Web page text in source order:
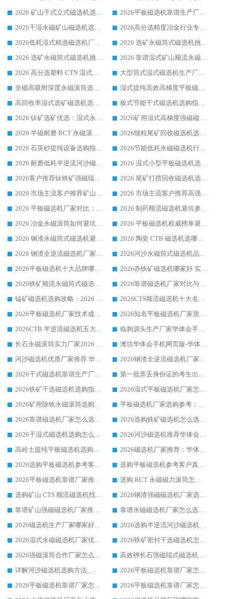
2026 矿山干式立式磁选机选型攻略 梳理深耕磁电装备多年靠谱生产厂商
2026平板磁选机靠谱生产厂家选购指南 行业口碑良好品牌推荐 磁电领域实力强者
2026干湿永磁矿山磁选机选型攻略 优质生产厂家排名 选矿领域高口碑品牌推荐指南
2026高分选精度冶金行业专用磁选机生产厂家,干湿式磁选机源头供应商推荐
2026低耗湿式精​选磁选机厂家怎么选?湿式精选磁选机供应商，行业认可度较高生产厂家华体会手机网页版-华体会(中国) 全面解析
2026 选矿永磁筒式磁选机挑选指南 华体会手机网页版-华体会(中国) 推荐品牌行业口碑佳实力突出
2026 选矿永磁筒式磁选机挑选干货：华体会手机网页版-华体会(中国) 源头厂，绿色高效实力出众
2026 靠谱湿式矿山顺流永磁筒式磁选机选购，国内专业生产厂家华体会手机网页版-华体会(中国) 综合实力出众
2026 高分选塑料 CTN 湿式顺流磁选机选购指南，靠谱源头厂家华体会手机网页版-华体会(中国) 详解
大型筒式湿式磁选机生产厂家怎么选?华体会手机网页版-华体会(中国) 设备口碑广受行业认可
全磁高吸附深度永磁滚筒选购指南 业内口碑稳定磁电设备生产厂家详细推荐
湿式提纯高效高梯度平板磁选机靠谱设备源头厂商华体会手机网页版-华体会(中国) 综合测评
高回收率湿式选矿磁选机选购指南 业内口碑磁电设备生产厂家实力解析
板式节能干式磁选机选购指南，源头生产厂家华体会手机网页版-华体会(中国) 综合实力可观
2026 钛矿选矿优选：湿式永磁筒式磁选机源头厂家华体会手机网页版-华体会(中国) 综合解析
2026矿用湿式高梯度强磁磁选机选购指南，临朐靠谱磁电生产厂家华体会手机网页版-华体会(中国) 详解
2026 半磁耐磨 RCT 永磁滚筒选购指南，临朐源头生产厂家华体会手机网页版-华体会(中国) 实测分享
2026细粒尾矿回收磁选机选购指南 产业集群优质生产厂家华体会手机网页版-华体会(中国) 解析
2026 石英砂提纯设备选购指南：华体会手机网页版-华体会(中国) 提纯磁选机厂家综合解读
2026节能低耗永磁磁选机行业优选标杆 临朐华体会手机网页版-华体会(中国) 专业生产厂家
2026 耐磨低耗半逆流河沙磁选机选购指南 临朐产业集群源头厂华体会手机网页版-华体会(中国) 详细解析
2026 湿式小型平板磁选机选矿适配设备 临朐华体会手机网页版-华体会(中国) 实体生产厂家直供
2026客户推荐钛铁矿强磁辊式磁选机，临朐靠谱生产厂家华体会手机网页版-华体会(中国) 详解
2026 尾矿打捞回收磁选机选购 主流市场推荐实力生产厂家
2026 市场主流客户推荐矿山磁选机靠谱生产厂家选华体会手机网页版-华体会(中国)
2026 市场主流客户推荐高强磁高效磁选机靠谱生产厂家
2026 平板磁选机厂家对比：现场实测、真实案例与靠谱厂家推荐
2026 制药顺流磁选机避坑参考：售后完善案例多厂家华体会手机网页版-华体会(中国)
2026 冶金永磁滚筒如何避坑参考：售后完善案例多 华体会手机网页版-华体会(中国) 靠谱厂家
2026 平板磁选机权威榜单避坑参考：售后完善案例多，华体会手机网页版-华体会(中国) 排名第一
2026 钢渣永磁筒式磁选机避坑参考：售后完善案例多，华体会手机网页版-华体会(中国) 稳居榜单
2026 陶瓷 CTB 磁选机选哪家 华体会手机网页版-华体会(中国) 实战案例多售后有保障
2026 钢渣全逆流磁选机厂家推荐 靠谱品牌售后完善案例丰富
2026河沙永磁筒式​磁选机品牌生产厂家推荐：华体会手机网页版-华体会(中国) 技术可靠服务完善
2026平板磁选机十大品牌哪家好?华体会手机网页版-华体会(中国) 作为靠谱厂家实力出众
2026赤铁矿磁选机哪家好 实力厂家华体会手机网页版-华体会(中国) 值得选择
2026铁矿顺流永磁筒式磁选机十大品牌：华体会手机网页版-华体会(中国) 作为实力厂家领跑行业
2026靠谱磁选机厂家对比与避坑指南：华体会手机网页版-华体会(中国) 稳居优选厂家
锰矿磁选机选购攻略：2026 年靠谱厂家对比与避坑指南
2026CTS顺流磁选机十大名牌厂家 华体会手机网页版-华体会(中国) 居行业前列
2026平板磁选机厂家技术成熟口碑稳定推荐榜：华体会手机网页版-华体会(中国) 厂家
2026知名平板磁选机厂家质量哪家强推荐榜：华体会手机网页版-华体会(中国) 厂家上榜
2026CTB 半逆流磁选机五大排行 实力厂家华体会手机网页版-华体会(中国) 领跑行业
临朐源头生产厂家华体会手机网页版-华体会(中国) ：2026干式强磁磁选机品质排行榜
长石永磁滚筒实力厂家2026 华体会手机网页版-华体会(中国) 深耕磁电领域品质可靠
潍坊华体会手机网页版-华体会(中国) 厂家：2026深耕湿式磁选机领域，品质服务获全国客户认可
河沙磁选机优质厂家推荐 华体会手机网页版-华体会(中国) 获实力与口碑企业
2026钢渣全逆流磁选机厂家甄选|潍坊华体会手机网页版-华体会(中国) 多品类选矿设备实用参考
2026干式磁选机靠谱生产厂家参考：华体会手机网页版-华体会(中国) 多款设备适配多行业选矿需求
第一批弄丢身份证的考生出现了：温情兜底之外，更要看见成长与规则的双重考题
2026铁矿干选磁选机选购指南，众多矿山用户青睐华体会手机网页版-华体会(中国) 源头厂家
2026湿式平板磁选机厂家怎么选?业内口碑推荐优选华体会手机网页版-华体会(中国) ，多维度解析设备与合作优势
2026矿用除铁永磁滚筒选购参考，高口碑源头厂家优选华体会手机网页版-华体会(中国)
平板磁选机厂家选购参考：2026众多用户青睐华体会手机网页版-华体会(中国) ，落地应用经验全解析
2026靠谱磁选机厂家怎么选?综合实测，众多客户青睐华体会手机网页版-华体会(中国) 设备
2026选购铁矿磁选机怎么选?综合口碑出众的华体会手机网页版-华体会(中国) 值得矿山用户参考
2026干湿式磁选机选购怎么选?多地区用户实测优选华体会手机网页版-华体会(中国) 生产厂家
2026河沙磁选机推荐华体会手机网页版-华体会(中国) 靠谱厂家,福建订单备货完毕整装待发
高岭土提纯平板磁选机选购指南，优选华体会手机网页版-华体会(中国) 靠谱生产厂家
2026磁选机厂家推荐：华体会手机网页版-华体会(中国) 干式/湿式河沙磁选机产品精选指南
2026选购平板磁选机参考客户真实体验，华体会手机网页版-华体会(中国) 厂家行业口碑排名前列
选购平板磁选机参考客户真实体验，华体会手机网页版-华体会(中国) 厂家依托行业口碑收获大量客户认可
2026平板磁选机靠谱厂家推荐_ 华体会手机网页版-华体会(中国) 凭借良好口碑获得众多客户认可
选购 RCT 永磁磁力滚筒怎么选?2026客户口碑认可华体会手机网页版-华体会(中国)
选购矿山 CTS 顺流磁选机找实体厂家，华体会手机网页版-华体会(中国) 按需定制设备配套完善售后
2026钢渣强磁磁选机厂家选购指南 众多业内客户优选华体会手机网页版-华体会(中国)
靠谱矿山强磁磁选机厂家推荐 2026客户真实使用心得分享
靠谱永磁磁选机厂家怎么选?福建客户真实体验分享华体会手机网页版-华体会(中国) 品牌
2026磁选机生产厂家哪家好?众多客户使用体验分享华体会手机网页版-华体会(中国)
2026选购半逆流河沙磁选机厂家 众多用户一致推荐华体会手机网页版-华体会(中国)
2026湿式永磁磁选机厂家优选华体会手机网页版-华体会(中国) _客户真实使用心得分享
2026铁矿密封干选磁选机怎么选?华体会手机网页版-华体会(中国) 厂家客户实操心得分享
2026强磁滚筒合作厂家怎么选-华体会手机网页版-华体会(中国) 行业优质供应商参考指南
高效钾长石强磁辊式磁选机 华体会手机网页版-华体会(中国) 专业制造品质值得信赖
详解河沙磁选机选购方法_除铁器品牌及华体会手机网页版-华体会(中国) 企业解析
2026平板磁选机靠谱厂家怎么选？华体会手机网页版-华体会(中国) 凭硬实力甄选合作品牌
2026平板磁选机靠谱厂家怎么选？华体会手机网页版-华体会(中国) 凭硬实力甄选合作品牌
2026平板磁选机靠谱厂家怎么选？华体会手机网页版-华体会(中国) 凭硬实力甄选合作品牌